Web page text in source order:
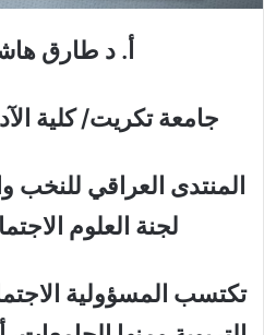
أ. د طارق
جامعة تكريت/ كلية
المنتدى العراقي للنخب
لجنة العلوم
تكتسب المسؤولية